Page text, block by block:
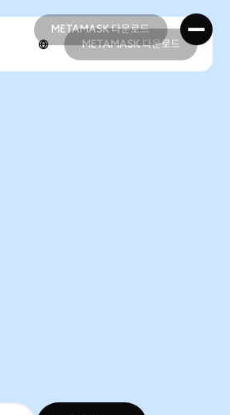
METAMASK 다운로드
METAMASK 다운로드
METAMASK 다운로드